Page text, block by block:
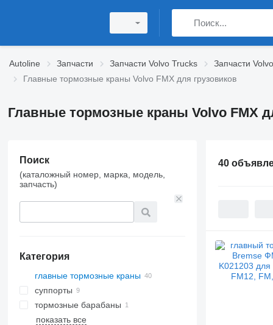
Autoline Запчасти Запчасти Volvo Trucks Запчасти
Главные тормозные краны Volvo FMX для грузовиков
Главные тормозные краны Volvo FMX
Поиск
(каталожный номер, марка, модель,
запчасть)
Категория
главные тормозные краны
суппорты
тормозные барабаны
показать все
40